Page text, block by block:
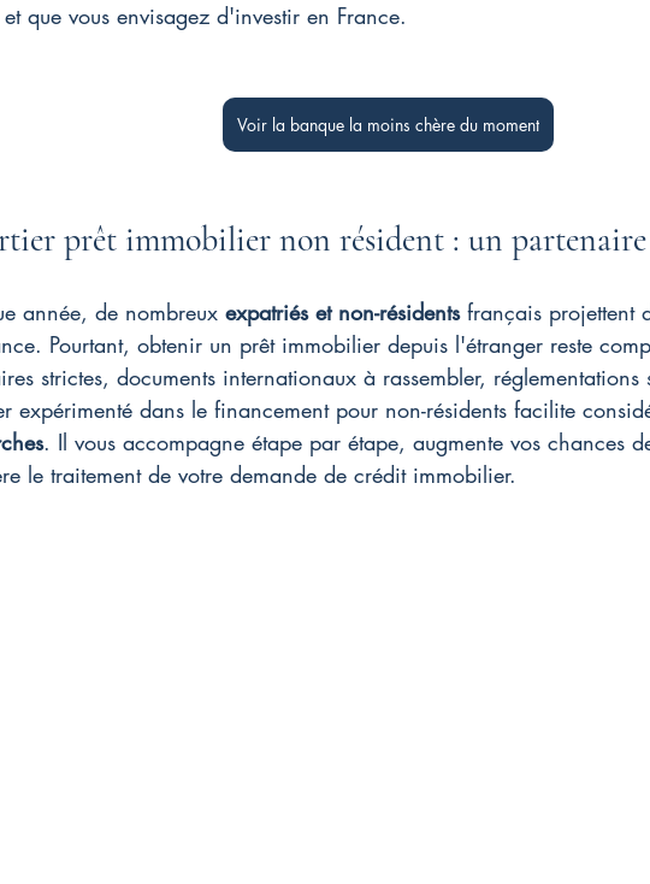
que vous envisagez d'investir en France.
Voir la banque la moins chère du moment
prêt immobilier non résident : un
année, de nombreux expatriés et non-résidents français projettent
Pourtant, obtenir un prêt immobilier depuis l'étranger reste
strictes, documents internationaux à rassembler,
expérimenté dans le financement pour non-résidents facilite
. Il vous accompagne étape par étape, augmente vos chances
le traitement de votre demande de crédit immobilier.